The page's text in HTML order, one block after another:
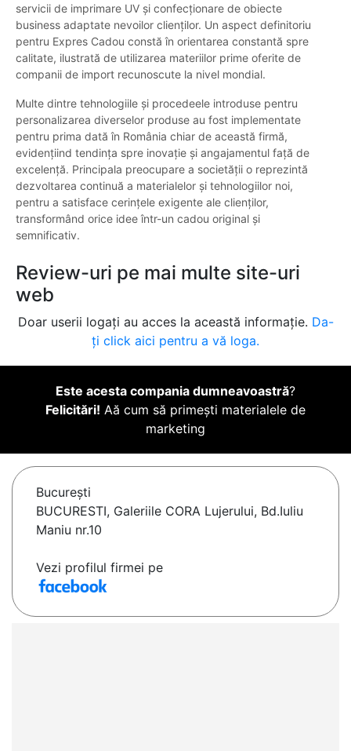
servicii de imprimare UV și confecționare de obiecte
business adaptate nevoilor clienților. Un aspect definitoriu
pentru Expres Cadou constă în orientarea constantă spre
calitate, ilustrată de utilizarea materiilor prime oferite de
companii de import recunoscute la nivel mondial.
Multe dintre tehnologiile și procedeele introduse pentru
personalizarea diverselor produse au fost implementate
pentru prima dată în România chiar de această firmă,
evidențiind tendința spre inovație și angajamentul față de
excelență. Principala preocupare a societății o reprezintă
dezvoltarea continuă a materialelor și tehnologiilor noi,
pentru a satisface cerințele exigente ale clienților,
transformând orice idee într-un cadou original și
semnificativ.
Review-uri pe mai multe site-uri
web
Doar userii logați au acces la această informație. Da-
ți click aici pentru a vă loga.
Este acesta compania dumneavoastră?
Felicitări! Aă cum să primești materialele de
marketing
Bucureşti
BUCURESTI, Galeriile CORA Lujerului, Bd.Iuliu
Maniu nr.10
Vezi profilul firmei pe